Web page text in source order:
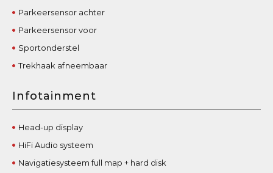
Parkeersensor achter
Parkeersensor voor
Sportonderstel
Trekhaak afneembaar
Infotainment
Head-up display
HiFi Audio systeem
Navigatiesysteem full map + hard disk